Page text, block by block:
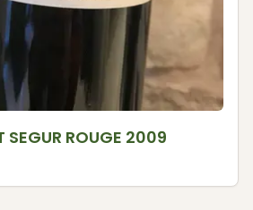
SEGUR ROUGE 2009